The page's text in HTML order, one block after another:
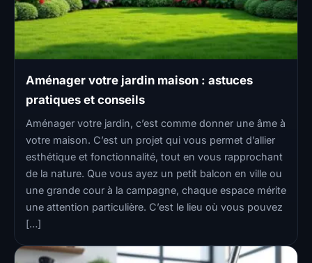
Aménager votre jardin maison : astuces
pratiques et conseils
Aménager votre jardin, c’est comme donner une âme à
votre maison. C’est un projet qui vous permet d’allier
esthétique et fonctionnalité, tout en vous rapprochant
de la nature. Que vous ayez un petit balcon en ville ou
une grande cour à la campagne, chaque espace mérite
une attention particulière. C’est le lieu où vous pouvez
[…]